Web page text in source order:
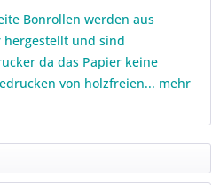
Bonrollen werden aus
und sind
da das Papier keine
von holzfreien... mehr